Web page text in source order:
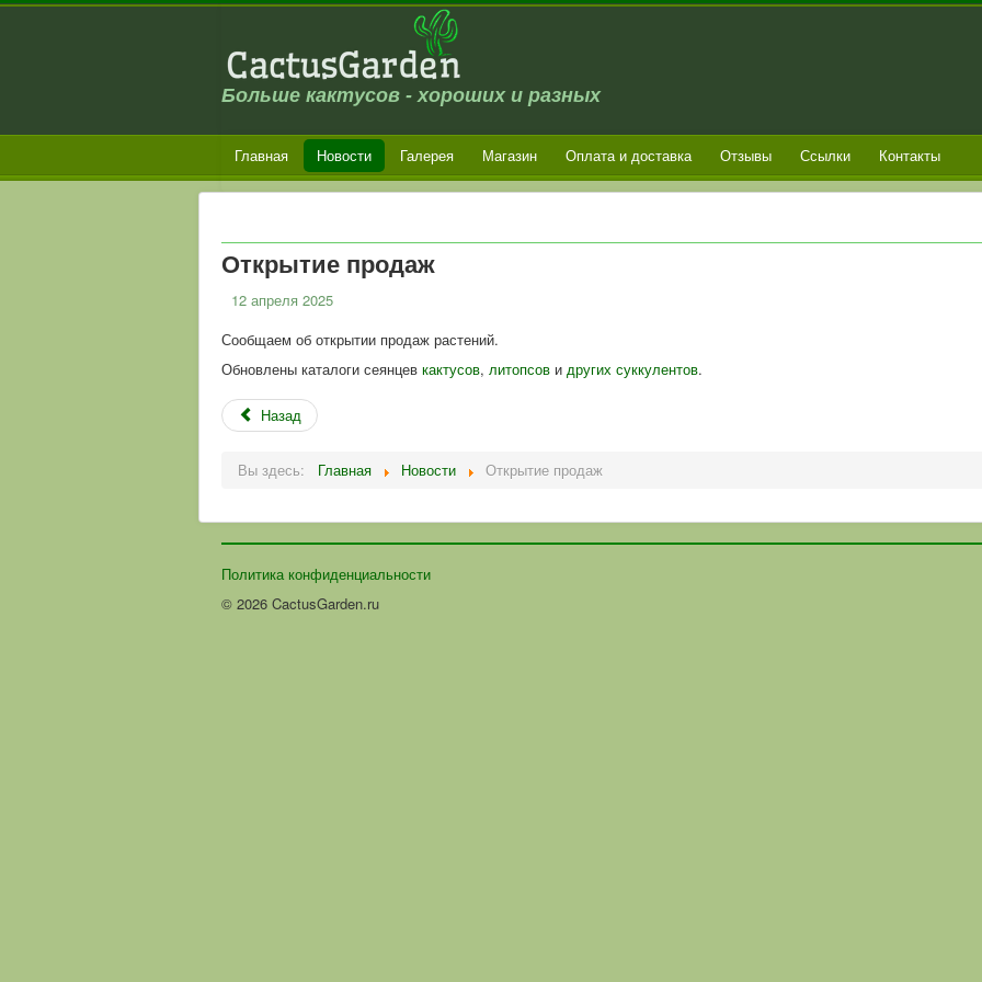
Больше кактусов - хороших и разных
Главная Новости Галерея Магазин Оплата и доставка Отзывы Ссылки Контакты
Открытие продаж
12 апреля 2025
Сообщаем об открытии продаж растений.
Обновлены каталоги сеянцев кактусов, литопсов и других суккулентов.
Назад
Вы здесь: Главная Новости Открытие продаж
Политика конфиденциальности
© 2026 CactusGarden.ru